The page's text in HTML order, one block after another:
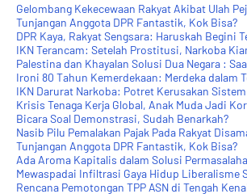
Gelombang Kekecewaan Rakyat Akibat Ulah
Tunjangan Anggota DPR Fantastik, Kok Bisa?
DPR Kaya, Rakyat Sengsara: Haruskah Begini
IKN Terancam: Setelah Prostitusi, Narkoba
Palestina dan Khayalan Solusi Dua Negara :
Ironi 80 Tahun Kemerdekaan: Merdeka dalam
IKN Darurat Narkoba: Potret Kerusakan
Krisis Tenaga Kerja Global, Anak Muda Jadi
Bicara Soal Demonstrasi, Sudah Benarkah?
Nasib Pilu Pemalakan Pajak Pada Rakyat
Tunjangan Anggota DPR Fantastik, Kok Bisa?
Ada Aroma Kapitalis dalam Solusi
Mewaspadai Infiltrasi Gaya Hidup Liberalisme
Rencana Pemotongan TPP ASN di Tengah